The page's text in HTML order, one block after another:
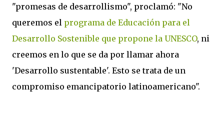
"promesas de desarrollismo", proclamó: "No
queremos el programa de Educación para el
Desarrollo Sostenible que propone la UNESCO, ni
creemos en lo que se da por llamar ahora
'Desarrollo sustentable'. Esto se trata de un
compromiso emancipatorio latinoamericano".